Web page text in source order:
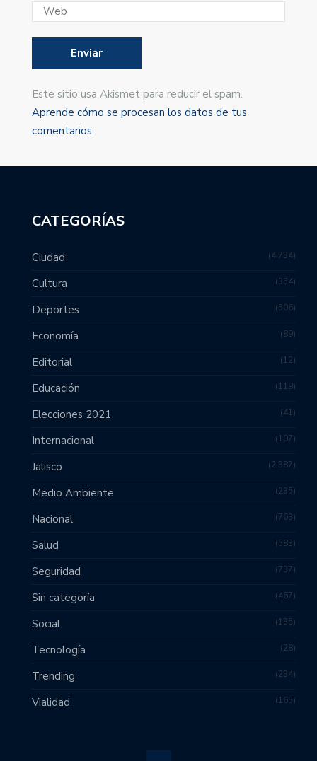
Este sitio usa Akismet para reducir el spam.
Aprende cómo se procesan los datos de tus
comentarios.
CATEGORÍAS
Ciudad 4,734
Cultura 354
Deportes 506
Economía 89
Editorial 12
Educación 119
Elecciones 2021 41
Internacional 107
Jalisco 2,387
Medio Ambiente 235
Nacional 763
Salud 583
Seguridad 737
Sin categoría 467
Social 135
Tecnología 28
Trending 234
Vialidad 165